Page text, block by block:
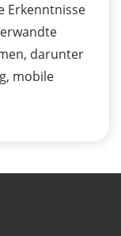
Erkenntnisse
darunter
mobile